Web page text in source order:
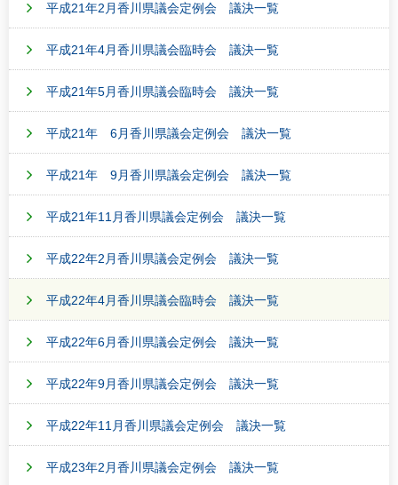
平成21年2月香川県議会定例会 議決一覧
平成21年4月香川県議会臨時会 議決一覧
平成21年5月香川県議会臨時会 議決一覧
平成21年 6月香川県議会定例会 議決一覧
平成21年 9月香川県議会定例会 議決一覧
平成21年11月香川県議会定例会 議決一覧
平成22年2月香川県議会定例会 議決一覧
平成22年4月香川県議会臨時会 議決一覧
平成22年6月香川県議会定例会 議決一覧
平成22年9月香川県議会定例会 議決一覧
平成22年11月香川県議会定例会 議決一覧
平成23年2月香川県議会定例会 議決一覧